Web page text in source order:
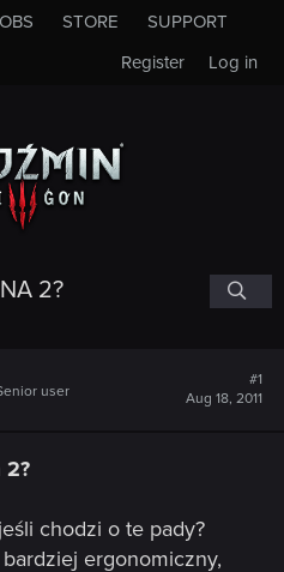
STORE
SUPPORT
Log in
Register
2?
user
#1
Aug 18, 2011
2?
chodzi o te pady?
ergonomiczny,